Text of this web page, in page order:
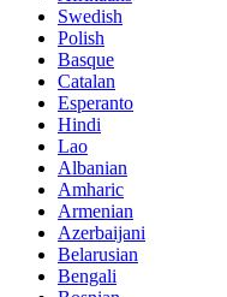
Swedish
Polish
Basque
Catalan
Esperanto
Hindi
Lao
Albanian
Amharic
Armenian
Azerbaijani
Belarusian
Bengali